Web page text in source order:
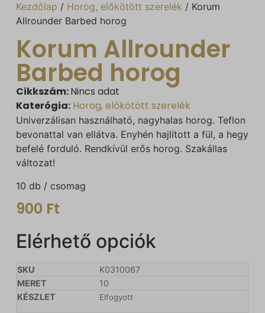
Kezdőlap / Horog, előkötött szerelék / Korum
Allrounder Barbed horog
Korum Allrounder
Barbed horog
Cikkszám:Nincs adat
Katerógia: Horog, előkötött szerelék
Univerzálisan használható, nagyhalas horog. Teflon
bevonattal van ellátva. Enyhén hajlított a fül, a hegy
befelé forduló. Rendkívül erős horog. Szakállas
változat!
10 db / csomag
900 Ft
Elérhető opciók
K0310067
10
Elfogyott